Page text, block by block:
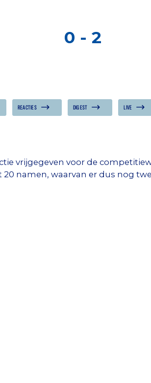
0 - 2
REACTIES DIGEST LIVE
vrijgegeven voor de
20 namen, waarvan er dus nog